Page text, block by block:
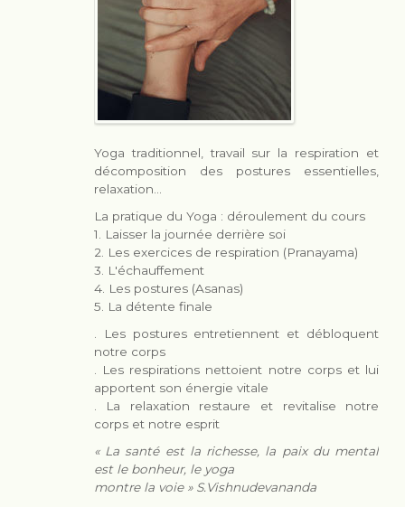
Yoga traditionnel, travail sur la respiration et
décomposition des postures essentielles,
relaxation...
La pratique du Yoga : déroulement du cours
1. Laisser la journée derrière soi
2. Les exercices de respiration (Pranayama)
3. L'échauffement
4. Les postures (Asanas)
5. La détente finale
. Les postures entretiennent et débloquent
notre corps
. Les respirations nettoient notre corps et lui
apportent son énergie vitale
. La relaxation restaure et revitalise notre
corps et notre esprit
« La santé est la richesse, la paix du mental
est le bonheur, le yoga
montre la voie » S.Vishnudevananda